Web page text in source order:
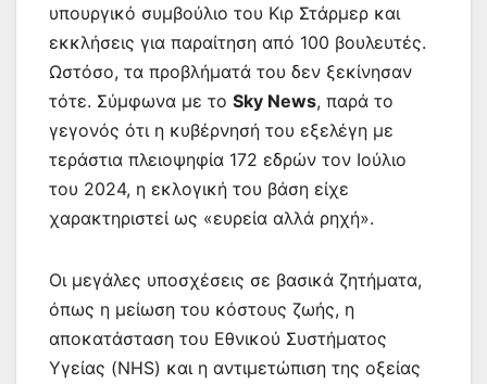
υπουργικό συμβούλιο του Κιρ Στάρμερ και
εκκλήσεις για παραίτηση από 100 βουλευτές.
Ωστόσο, τα προβλήματά του δεν ξεκίνησαν
τότε. Σύμφωνα με το Sky News, παρά το
γεγονός ότι η κυβέρνησή του εξελέγη με
τεράστια πλειοψηφία 172 εδρών τον Ιούλιο
του 2024, η εκλογική του βάση είχε
χαρακτηριστεί ως «ευρεία αλλά ρηχή».
Οι μεγάλες υποσχέσεις σε βασικά ζητήματα,
όπως η μείωση του κόστους ζωής, η
αποκατάσταση του Εθνικού Συστήματος
Υγείας (NHS) και η αντιμετώπιση της οξείας